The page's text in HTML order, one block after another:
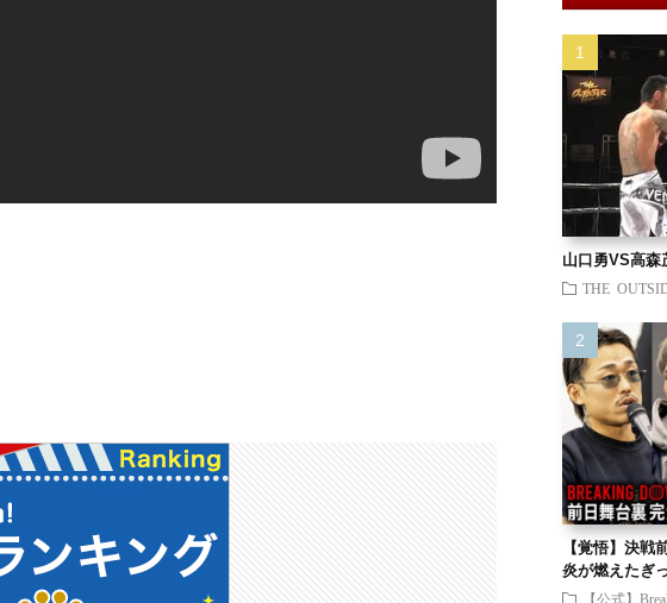
山口勇VS高森
THE
【覚悟】決戦
炎が燃えたぎ
【公式】